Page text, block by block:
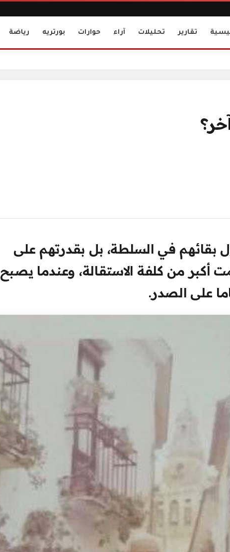
تقارير تحليلات آراء حوارات بورتريه رياضة
بقائهم في السلطة، بل بقدرتهم على
أكبر من كلفة الاستقالة، وعندما يصبح
على الصدر.